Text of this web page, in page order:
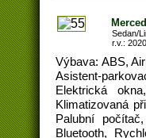
Sedan/
r.v.:
Výbava: ABS,
Asistent-
Elektrická
Klimatizovaná
Palubní
Bluetooth,